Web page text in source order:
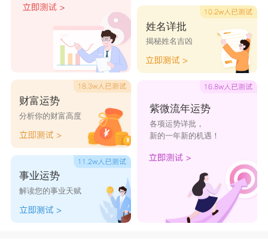
财富运势
分析你的财富高度
事业运势
解读您的事业天赋
姓名详批
揭秘姓名吉凶
紫微流年运势
各项运势详批，
新的一年新的机遇！